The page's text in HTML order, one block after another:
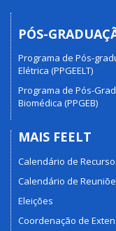
PÓS-
Programa de Pós-
Elétrica (PPGEELT)
Programa de Pós-
Biomédica (PPGEB)
MAIS FEELT
Calendário de
Calendário de
Eleições
Coordenação de